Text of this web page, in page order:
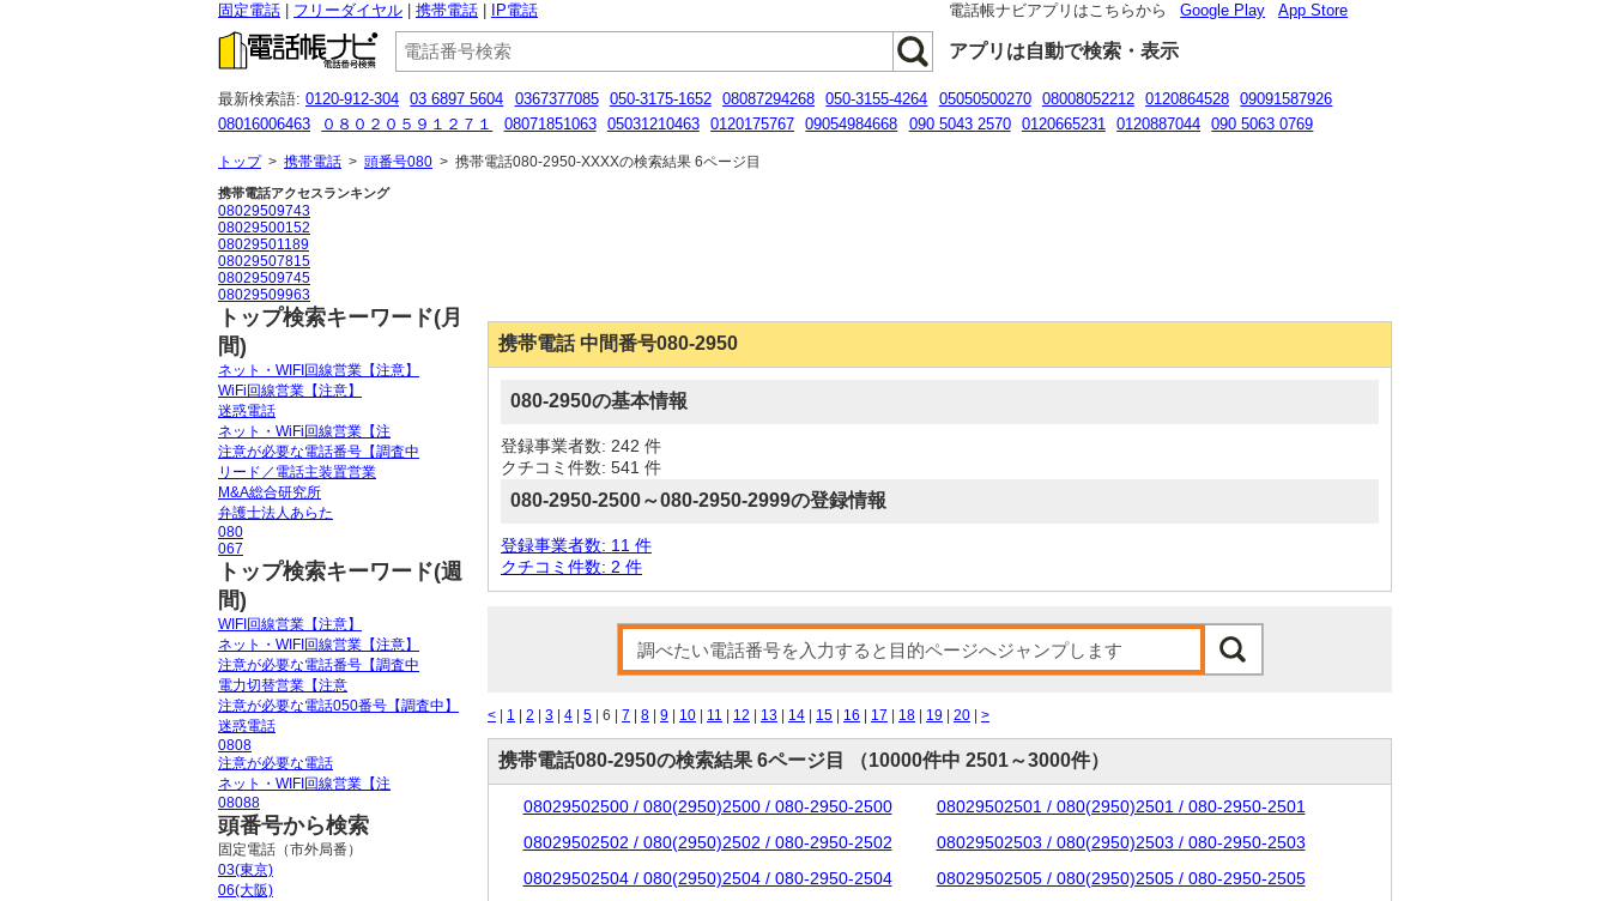
固定電話 フリーダイヤル 携帯電話 IP電話 電話帳ナビアプリはこちらから Google Play App Store
アプリは自動で検索・表示
最新検索語: 0120-912-304 03 6897 5604 0367377085 050-3175-1652 08087294268 050-3155-4264 05050500270 08008052212 0120864528
09091587926
08016006463
０８０２０５９１２７１ 08071851063 05031210463 0120175767 09054984668 090 5043 2570 0120665231 0120887044
090 5063 0769
トップ> 携帯電話 > 頭番号080 > 携帯電話080-2950-XXXXの検索結果 6ページ目
携帯電話 中間番号080-2950
080-2950の基本情報
登録事業者数: 242 件
クチコミ件数: 541 件
080-2950-2500～080-2950-2999の登録情報
登録事業者数: 11 件
クチコミ件数: 2 件
< 1 2 3 4 5 | 6 | 7 8 9 10 11 12 13 14 15 16 17 18 19 20 >
携帯電話080-2950の検索結果 6ページ目 （10000件中 2501～3000件）
08029502500 / 080(2950)2500 / 080-2950-2500
08029502501 / 080(2950)2501 / 080-2950-2501
08029502502 / 080(2950)2502 / 080-2950-2502
08029502503 / 080(2950)2503 / 080-2950-2503
08029502504 / 080(2950)2504 / 080-2950-2504
08029502505 / 080(2950)2505 / 080-2950-2505
携帯電話アクセスランキング
08029509743
08029500152
08029501189
08029507815
08029509745
08029509963
トップ検索キーワード(月
間)
ネット・WIFI回線営業【注意】
WiFi回線営業【注意】
迷惑電話
ネット・WiFi回線営業【注
注意が必要な電話番号【調査中
リード／電話主装置営業
M&A総合研究所
弁護士法人あらた
080
067
トップ検索キーワード(週
間)
WIFI回線営業【注意】
ネット・WIFI回線営業【注意】
注意が必要な電話番号【調査中
電力切替営業【注意
注意が必要な電話050番号【調査中】
迷惑電話
0808
注意が必要な電話
ネット・WIFI回線営業【注
08088
頭番号から検索
固定電話（市外局番）
03(東京)
06(大阪)